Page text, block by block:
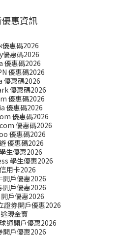
惠資訊
惠碼2026
優惠碼2026
優惠碼2026
優惠碼2026
優惠碼2026
優惠碼2026
優惠碼2026
優惠碼2026
優惠碼2026
優惠碼2026
優惠碼2026
優惠碼2026
生優惠2026
學生優惠2026
用卡2026
開戶優惠2026
開戶優惠2026
戶優惠2026
證券開戶優惠2026
現金寶
通開戶優惠2026
開戶優惠2026